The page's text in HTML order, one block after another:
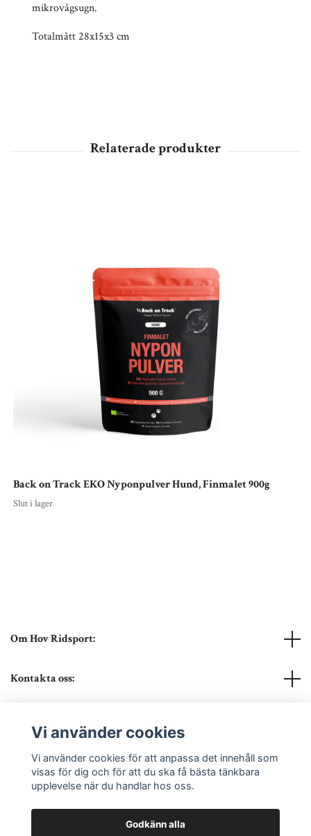
mikrovågsugn.
Totalmått 28x15x3 cm
Back on Track EKO Nyponpulver Hund, Finmalet 900g
Slut i lager
Om Hov Ridsport:
Kontakta oss:
Sociala medier
Vi använder cookies
Vi använder cookies för att anpassa det innehåll som
visas för dig och för att du ska få bästa tänkbara
upplevelse när du handlar hos oss.
Godkänn alla